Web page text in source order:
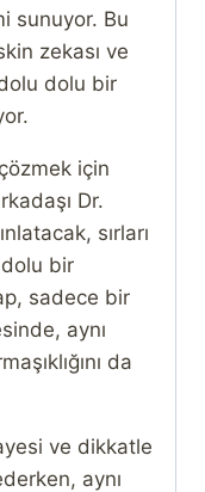
sunuyor. Bu
zekası ve
dolu bir
için
Dr.
sırları
bir
sadece bir
aynı
da
ve dikkatle
aynı